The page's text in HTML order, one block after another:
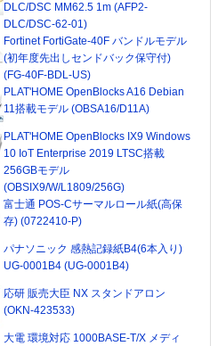
DLC/DSC MM62.5 1m (AFP2-
DLC/DSC-62-01)
Fortinet FortiGate-40F バンドルモデル
(初年度先出しセンドバック保守付)
(FG-40F-BDL-US)
PLAT'HOME OpenBlocks A16 Debian
11搭載モデル (OBSA16/D11A)
PLAT'HOME OpenBlocks IX9 Windows
10 IoT Enterprise 2019 LTSC搭載
256GBモデル
(OBSIX9/W/L1809/256G)
富士通 POS-Cサーマルロール紙(高保
存) (0722410-P)
パナソニック 感熱記録紙B4(6本入り)
UG-0001B4 (UG-0001B4)
応研 販売大臣 NX スタンドアロン
(OKN-423533)
大電 環境対応 1000BASE-T/X メディ